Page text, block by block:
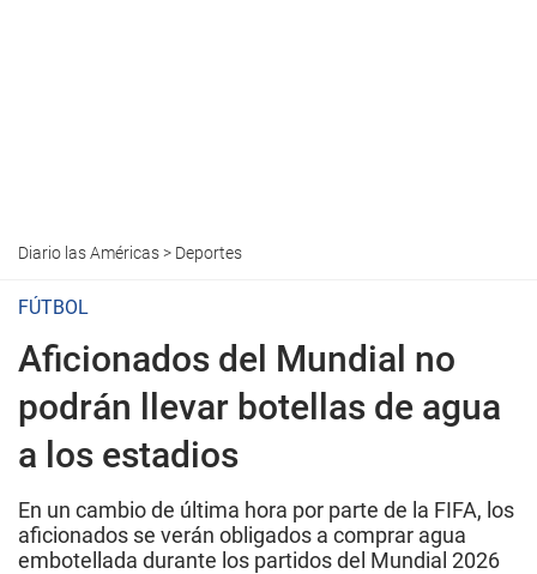
Diario las Américas> Deportes
FÚTBOL
Aficionados del Mundial no
podrán llevar botellas de agua
a los estadios
En un cambio de última hora por parte de la FIFA, los
aficionados se verán obligados a comprar agua
embotellada durante los partidos del Mundial 2026